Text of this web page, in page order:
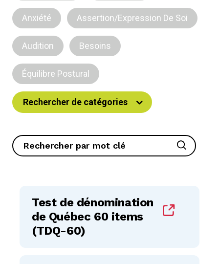
Anxiété Assertion/Expression De Soi
Audition Besoins
Équilibre Postural
Rechercher de catégories
Test de dénomination
de Québec 60 items
(TDQ-60)